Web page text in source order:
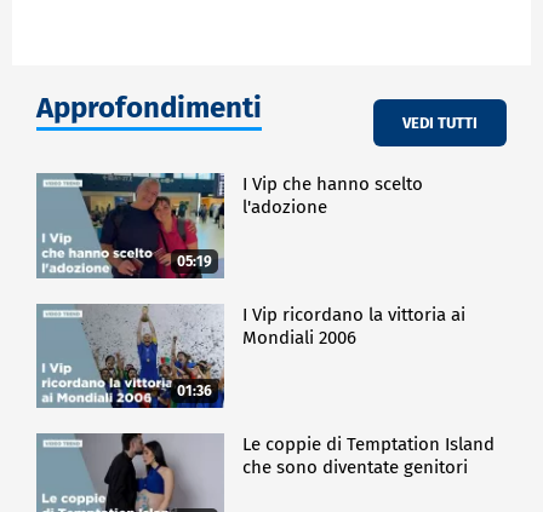
Approfondimenti VEDI TUTTI
05:19
I Vip che hanno scelto
l'adozione
01:36
I Vip ricordano la vittoria ai
Mondiali 2006
Le coppie di Temptation Island
che sono diventate genitori